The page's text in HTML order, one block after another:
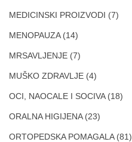
MEDICINSKI PROIZVODI (7)
MENOPAUZA (14)
MRSAVLJENJE (7)
MUŠKO ZDRAVLJE (4)
OCI, NAOCALE I SOCIVA (18)
ORALNA HIGIJENA (23)
ORTOPEDSKA POMAGALA (81)